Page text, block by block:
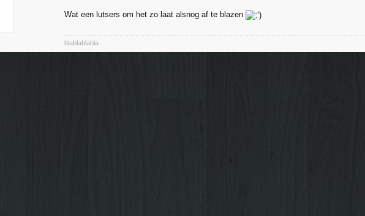
Wat een lutsers om het zo laat alsnog af te blazen
blablablabla